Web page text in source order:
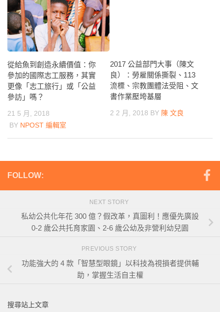
從給魚到創造永續價值：你
參加的國際志工服務，其實
更像「志工旅行」或「公益
參訪」嗎？
21 5 月, 2018
BY NPOST 編輯室
2017 公益部門大事（陳文
良）：勞雇關係撕裂、113
流標、宗教團體法受阻、文
書作業壓垮基層
2 2 月, 2018 BY 陳 文良
FOLLOW:
NEXT STORY
私幼公共化年花 300 億？假改革，真圖利！應優先廣設
0-2 歲公共托育家園、2-6 歲公幼及非營利幼兒園
PREVIOUS STORY
功能強大的 4 款「智慧型眼鏡」以科技為視損者提供輔
助，掌握生活自主權
搜尋站上文章